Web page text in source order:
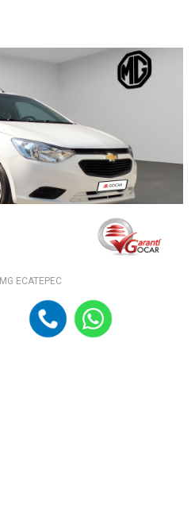
MG ECATEPEC